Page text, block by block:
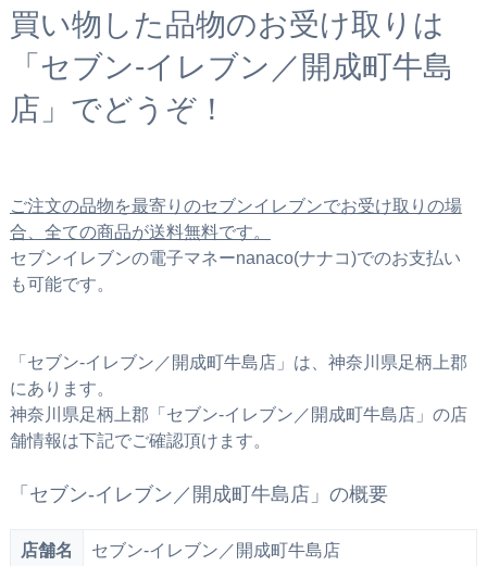
買い物した品物のお受け取りは
「セブン‐イレブン／開成町牛島
店」でどうぞ！
ご注文の品物を最寄りのセブンイレブンでお受け取りの場
合、全ての商品が送料無料です。
セブンイレブンの電子マネーnanaco(ナナコ)でのお支払い
も可能です。
「セブン‐イレブン／開成町牛島店」は、神奈川県足柄上郡
にあります。
神奈川県足柄上郡「セブン‐イレブン／開成町牛島店」の店
舗情報は下記でご確認頂けます。
「セブン‐イレブン／開成町牛島店」の概要
店舗名 セブン‐イレブン／開成町牛島店